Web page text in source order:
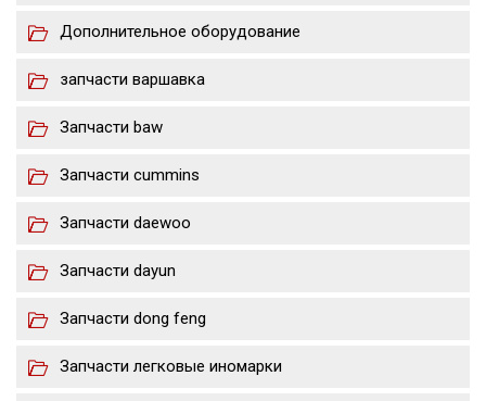
Дополнительное оборудование
запчасти варшавка
Запчасти baw
Запчасти cummins
Запчасти daewoo
Запчасти dayun
Запчасти dong feng
Запчасти легковые иномарки